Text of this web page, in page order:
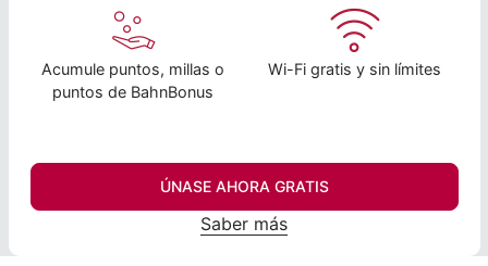
Acumule puntos, millas o
puntos de BahnBonus
Wi-Fi gratis y sin límites
ÚNASE AHORA GRATIS
Saber más